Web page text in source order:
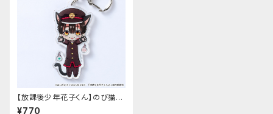
【放課後少年花子くん】のび猫ア
クリルキーホルダー（花子くん）
¥770